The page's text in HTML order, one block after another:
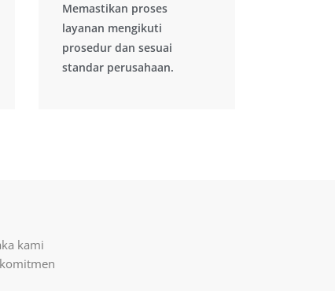
Memastikan proses
layanan mengikuti
prosedur dan sesuai
standar perusahaan.
Memastikan proses
layanan mengikuti
prosedur dan sesuai
standar perusahaan.
kami